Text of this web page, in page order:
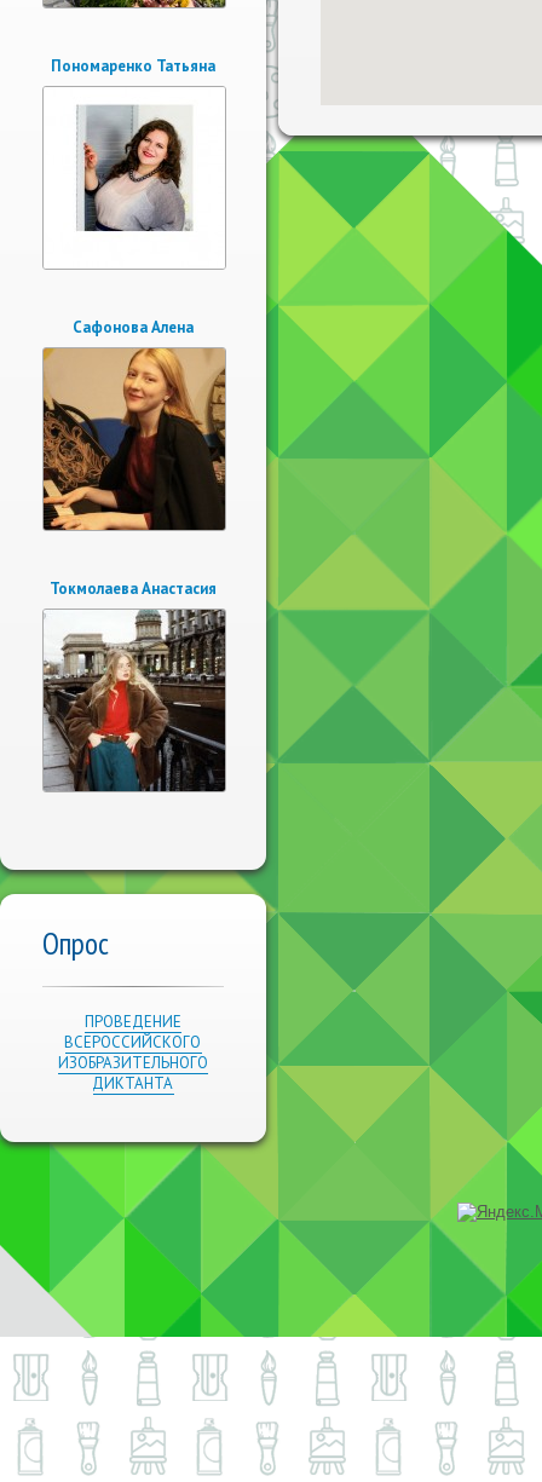
Пономаренко Татьяна
Сафонова Алена
Токмолаева Анастасия
Опрос
ПРОВЕДЕНИЕ
ВСЕРОССИЙСКОГО
ИЗОБРАЗИТЕЛЬНОГО
ДИКТАНТА